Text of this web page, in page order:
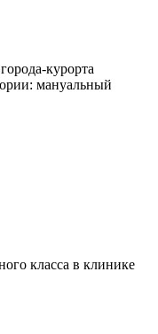
курорта
мануальный
класса в клинике